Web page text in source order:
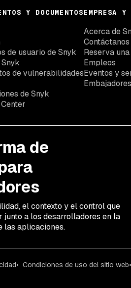
Y DOCUMENTOS
de usuario de Snyk
de vulnerabilidades
de Snyk
EMPRESA Y
Acerca de
Contáctanos
Reserva
Empleos
Eventos y
Embajadores
de
el contexto y el control que
junto a los desarrolladores en la
las aplicaciones.
Condiciones de uso del sitio web